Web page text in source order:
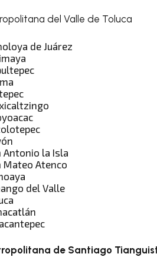
del Valle de Toluca
de Juárez
Antonio la Isla
Mateo Atenco
del Valle
de Santiago